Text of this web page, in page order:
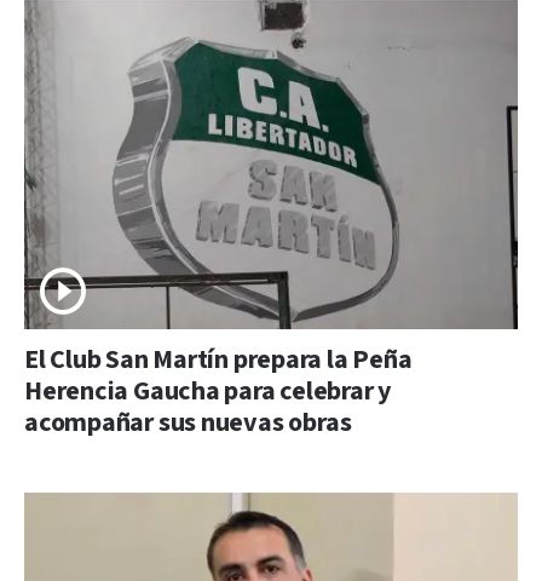
El Club San Martín prepara la Peña
Herencia Gaucha para celebrar y
acompañar sus nuevas obras